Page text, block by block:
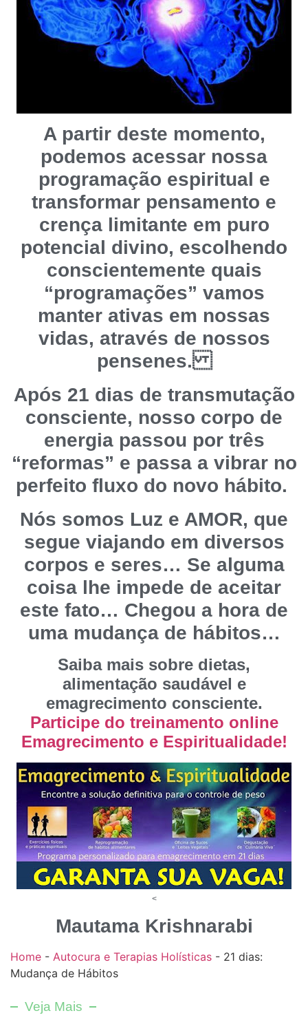
A partir deste momento,
podemos acessar nossa
programação espiritual e
transformar pensamento e
crença limitante em puro
potencial divino, escolhendo
conscientemente quais
“programações” vamos
manter ativas em nossas
vidas, através de nossos
pensenes.
Após 21 dias de transmutação
consciente, nosso corpo de
energia passou por três
“reformas” e passa a vibrar no
perfeito fluxo do novo hábito.
Nós somos Luz e AMOR, que
segue viajando em diversos
corpos e seres… Se alguma
coisa lhe impede de aceitar
este fato… Chegou a hora de
uma mudança de hábitos…
Saiba mais sobre dietas,
alimentação saudável e
emagrecimento consciente.
Participe do treinamento online
Emagrecimento e Espiritualidade!
<
Mautama Krishnarabi
Home - Autocura e Terapias Holísticas - 21 dias:
Mudança de Hábitos
Veja Mais